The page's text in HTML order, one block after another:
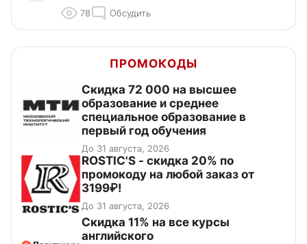
78 Обсудить
ПРОМОКОДЫ
Скидка 72 000 на высшее
образование и среднее
специальное образование в
первый год обучения
До 31 августа, 2026
ROSTIC'S - скидка 20% по
промокоду на любой заказ от
3199₽!
До 31 августа, 2026
Скидка 11% на все курсы
английского